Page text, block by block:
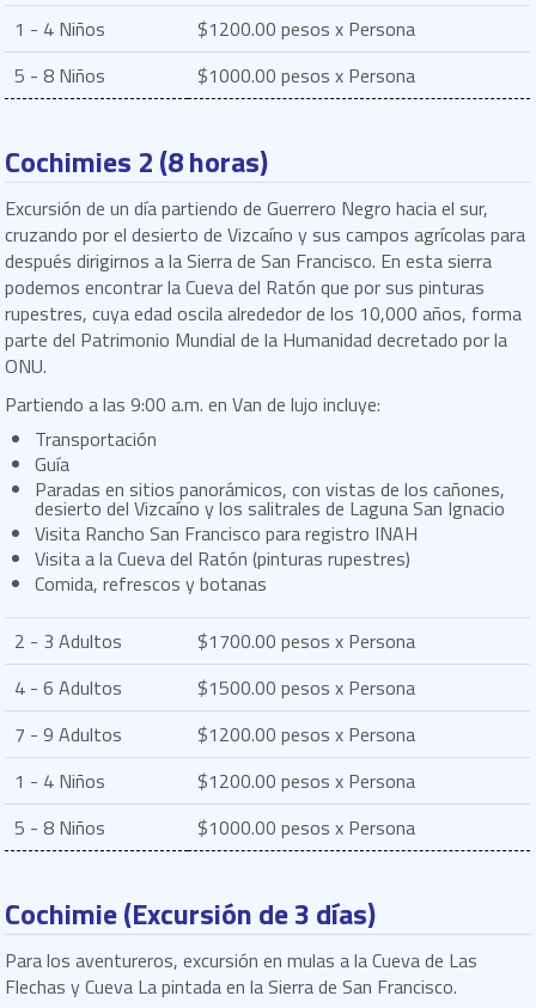
1 - 4 Niños
$1200.00 pesos x Persona
5 - 8 Niños
$1000.00 pesos x Persona
Cochimies 2 (8 horas)
Excursión de un día partiendo de Guerrero Negro hacia el sur,
cruzando por el desierto de Vizcaíno y sus campos agrícolas para
después dirigirnos a la Sierra de San Francisco. En esta sierra
podemos encontrar la Cueva del Ratón que por sus pinturas
rupestres, cuya edad oscila alrededor de los 10,000 años, forma
parte del Patrimonio Mundial de la Humanidad decretado por la
ONU.
Partiendo a las 9:00 a.m. en Van de lujo incluye:
Transportación
Guía
Paradas en sitios panorámicos, con vistas de los cañones,
desierto del Vizcaíno y los salitrales de Laguna San Ignacio
Visita Rancho San Francisco para registro INAH
Visita a la Cueva del Ratón (pinturas rupestres)
Comida, refrescos y botanas
2 - 3 Adultos
$1700.00 pesos x Persona
4 - 6 Adultos
$1500.00 pesos x Persona
7 - 9 Adultos
$1200.00 pesos x Persona
1 - 4 Niños
$1200.00 pesos x Persona
5 - 8 Niños
$1000.00 pesos x Persona
Cochimie (Excursión de 3 días)
Para los aventureros, excursión en mulas a la Cueva de Las
Flechas y Cueva La pintada en la Sierra de San Francisco.